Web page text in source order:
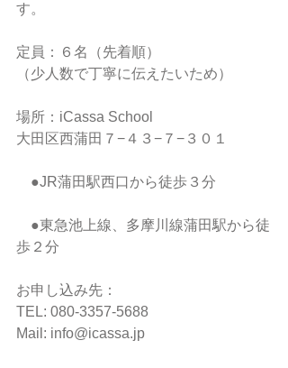
す。
定員：６名（先着順）
（少人数で丁寧に伝えたいため）
場所：iCassa School
大田区西蒲田７−４３−７−３０１
●JR蒲田駅西口から徒歩３分
●東急池上線、多摩川線蒲田駅から徒
歩２分
お申し込み先：
TEL: 080-3357-5688
Mail: info@icassa.jp